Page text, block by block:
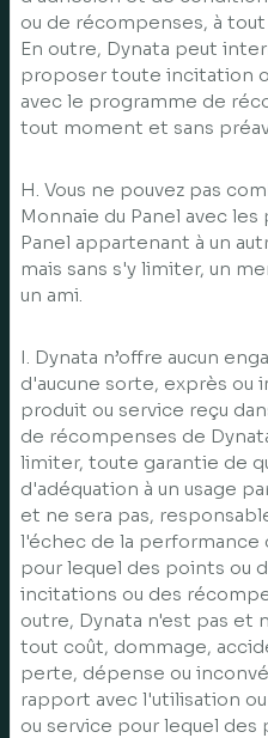
ou de récompenses, à
En outre, Dynata peut
proposer toute incitation
avec le programme de
tout moment et sans
H. Vous ne pouvez pas
Monnaie du Panel avec
Panel appartenant à un
mais sans s'y limiter, un
un ami.
I. Dynata n’offre aucun
d'aucune sorte, exprès
produit ou service reçu
de récompenses de
limiter, toute garantie de
d'adéquation à un usage
et ne sera pas,
l'échec de la
pour lequel des points ou
incitations ou des
outre, Dynata n'est pas et
tout coût, dommage,
perte, dépense ou
rapport avec l'utilisation
ou service pour lequel des